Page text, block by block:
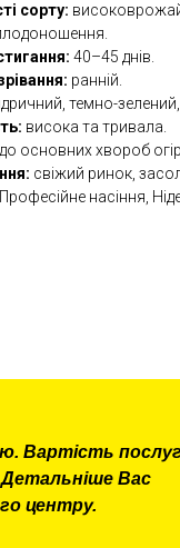
сорту:
40–45 днів.
ранній.
темно-
висока та тривала.
до основних хвороб
свіжий ринок,
Професійне насіння,
Вартість
Вас
центру.